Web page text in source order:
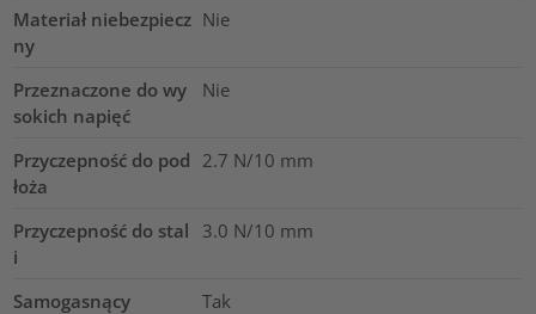
Materiał niebezpiecz
ny
Nie
Przeznaczone do wy
sokich napięć
Nie
Przyczepność do pod
łoża
2.7 N/10 mm
Przyczepność do stal
i
3.0 N/10 mm
Samogasnący
Tak